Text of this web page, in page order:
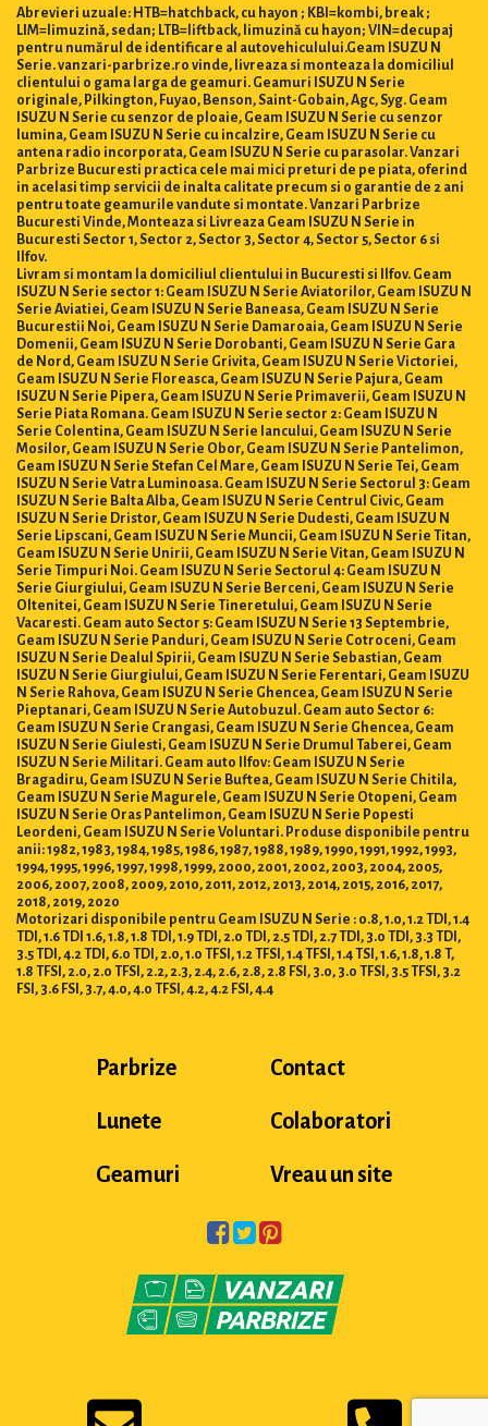
Abrevieri uzuale: HTB=hatchback, cu hayon ; KBI=kombi, break ;
LIM=limuzină, sedan; LTB=liftback, limuzină cu hayon; VIN=decupaj
pentru numărul de identificare al autovehiculului.Geam ISUZU N
Serie. vanzari-parbrize.ro vinde, livreaza si monteaza la domiciliul
clientului o gama larga de geamuri. Geamuri ISUZU N Serie
originale, Pilkington, Fuyao, Benson, Saint-Gobain, Agc, Syg. Geam
ISUZU N Serie cu senzor de ploaie, Geam ISUZU N Serie cu senzor
lumina, Geam ISUZU N Serie cu incalzire, Geam ISUZU N Serie cu
antena radio incorporata, Geam ISUZU N Serie cu parasolar. Vanzari
Parbrize Bucuresti practica cele mai mici preturi de pe piata, oferind
in acelasi timp servicii de inalta calitate precum si o garantie de 2 ani
pentru toate geamurile vandute si montate. Vanzari Parbrize
Bucuresti Vinde, Monteaza si Livreaza Geam ISUZU N Serie in
Bucuresti Sector 1, Sector 2, Sector 3, Sector 4, Sector 5, Sector 6 si
Ilfov.
Livram si montam la domiciliul clientului in Bucuresti si Ilfov. Geam
ISUZU N Serie sector 1: Geam ISUZU N Serie Aviatorilor, Geam ISUZU N
Serie Aviatiei, Geam ISUZU N Serie Baneasa, Geam ISUZU N Serie
Bucurestii Noi, Geam ISUZU N Serie Damaroaia, Geam ISUZU N Serie
Domenii, Geam ISUZU N Serie Dorobanti, Geam ISUZU N Serie Gara
de Nord, Geam ISUZU N Serie Grivita, Geam ISUZU N Serie Victoriei,
Geam ISUZU N Serie Floreasca, Geam ISUZU N Serie Pajura, Geam
ISUZU N Serie Pipera, Geam ISUZU N Serie Primaverii, Geam ISUZU N
Serie Piata Romana. Geam ISUZU N Serie sector 2: Geam ISUZU N
Serie Colentina, Geam ISUZU N Serie Iancului, Geam ISUZU N Serie
Mosilor, Geam ISUZU N Serie Obor, Geam ISUZU N Serie Pantelimon,
Geam ISUZU N Serie Stefan Cel Mare, Geam ISUZU N Serie Tei, Geam
ISUZU N Serie Vatra Luminoasa. Geam ISUZU N Serie Sectorul 3: Geam
ISUZU N Serie Balta Alba, Geam ISUZU N Serie Centrul Civic, Geam
ISUZU N Serie Dristor, Geam ISUZU N Serie Dudesti, Geam ISUZU N
Serie Lipscani, Geam ISUZU N Serie Muncii, Geam ISUZU N Serie Titan,
Geam ISUZU N Serie Unirii, Geam ISUZU N Serie Vitan, Geam ISUZU N
Serie Timpuri Noi. Geam ISUZU N Serie Sectorul 4: Geam ISUZU N
Serie Giurgiului, Geam ISUZU N Serie Berceni, Geam ISUZU N Serie
Oltenitei, Geam ISUZU N Serie Tineretului, Geam ISUZU N Serie
Vacaresti. Geam auto Sector 5: Geam ISUZU N Serie 13 Septembrie,
Geam ISUZU N Serie Panduri, Geam ISUZU N Serie Cotroceni, Geam
ISUZU N Serie Dealul Spirii, Geam ISUZU N Serie Sebastian, Geam
ISUZU N Serie Giurgiului, Geam ISUZU N Serie Ferentari, Geam ISUZU
N Serie Rahova, Geam ISUZU N Serie Ghencea, Geam ISUZU N Serie
Pieptanari, Geam ISUZU N Serie Autobuzul. Geam auto Sector 6:
Geam ISUZU N Serie Crangasi, Geam ISUZU N Serie Ghencea, Geam
ISUZU N Serie Giulesti, Geam ISUZU N Serie Drumul Taberei, Geam
ISUZU N Serie Militari. Geam auto Ilfov: Geam ISUZU N Serie
Bragadiru, Geam ISUZU N Serie Buftea, Geam ISUZU N Serie Chitila,
Geam ISUZU N Serie Magurele, Geam ISUZU N Serie Otopeni, Geam
ISUZU N Serie Oras Pantelimon, Geam ISUZU N Serie Popesti
Leordeni, Geam ISUZU N Serie Voluntari. Produse disponibile pentru
anii: 1982, 1983, 1984, 1985, 1986, 1987, 1988, 1989, 1990, 1991, 1992, 1993,
1994, 1995, 1996, 1997, 1998, 1999, 2000, 2001, 2002, 2003, 2004, 2005,
2006, 2007, 2008, 2009, 2010, 2011, 2012, 2013, 2014, 2015, 2016, 2017,
2018, 2019, 2020
Motorizari disponibile pentru Geam ISUZU N Serie : 0.8, 1.0, 1.2 TDI, 1.4
TDI, 1.6 TDI 1.6, 1.8, 1.8 TDI, 1.9 TDI, 2.0 TDI, 2.5 TDI, 2.7 TDI, 3.0 TDI, 3.3 TDI,
3.5 TDI, 4.2 TDI, 6.0 TDI, 2.0, 1.0 TFSI, 1.2 TFSI, 1.4 TFSI, 1.4 TSI, 1.6, 1.8, 1.8 T,
1.8 TFSI, 2.0, 2.0 TFSI, 2.2, 2.3, 2.4, 2.6, 2.8, 2.8 FSI, 3.0, 3.0 TFSI, 3.5 TFSI, 3.2
FSI, 3.6 FSI, 3.7, 4.0, 4.0 TFSI, 4.2, 4.2 FSI, 4.4
Parbrize
Lunete
Geamuri
Contact
Colaboratori
Vreau un site